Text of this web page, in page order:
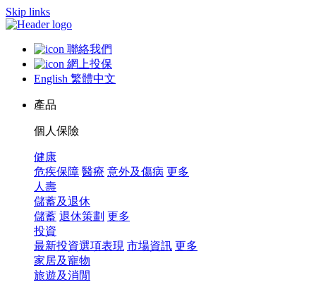
Skip links
聯絡我們
網上投保
English 繁體中文
產品
個人保險
健康
危疾保障 醫療 意外及傷病 更多
人壽
儲蓄及退休
儲蓄 退休策劃 更多
投資
最新投資選項表現 市場資訊 更多
家居及寵物
旅遊及消閒